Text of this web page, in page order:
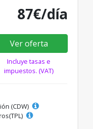
87€/día
Ver oferta
Incluye tasas e
impuestos. (VAT)
(CDW)